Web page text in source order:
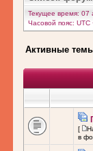
Текущее время: 07
Часовой пояс: UTC
Активные
[
в